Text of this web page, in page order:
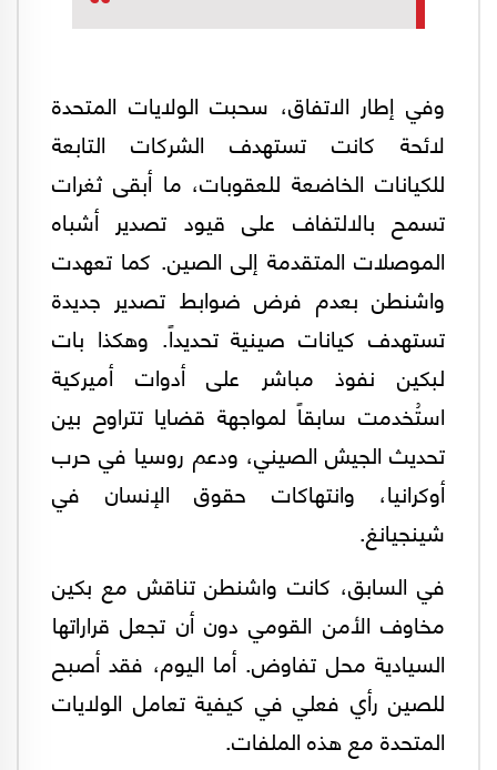
وفي إطار الاتفاق، سحبت الولايات المتحدة
لائحة كانت تستهدف الشركات التابعة
للكيانات الخاضعة للعقوبات، ما أبقى ثغرات
تسمح بالالتفاف على قيود تصدير أشباه
الموصلات المتقدمة إلى الصين. كما تعهدت
واشنطن بعدم فرض ضوابط تصدير جديدة
تستهدف كيانات صينية تحديداً. وهكذا بات
لبكين نفوذ مباشر على أدوات أميركية
استُخدمت سابقاً لمواجهة قضايا تتراوح بين
تحديث الجيش الصيني، ودعم روسيا في حرب
أوكرانيا، وانتهاكات حقوق الإنسان في
شينجيانغ.
في السابق، كانت واشنطن تناقش مع بكين
مخاوف الأمن القومي دون أن تجعل قراراتها
السيادية محل تفاوض. أما اليوم، فقد أصبح
للصين رأي فعلي في كيفية تعامل الولايات
المتحدة مع هذه الملفات.